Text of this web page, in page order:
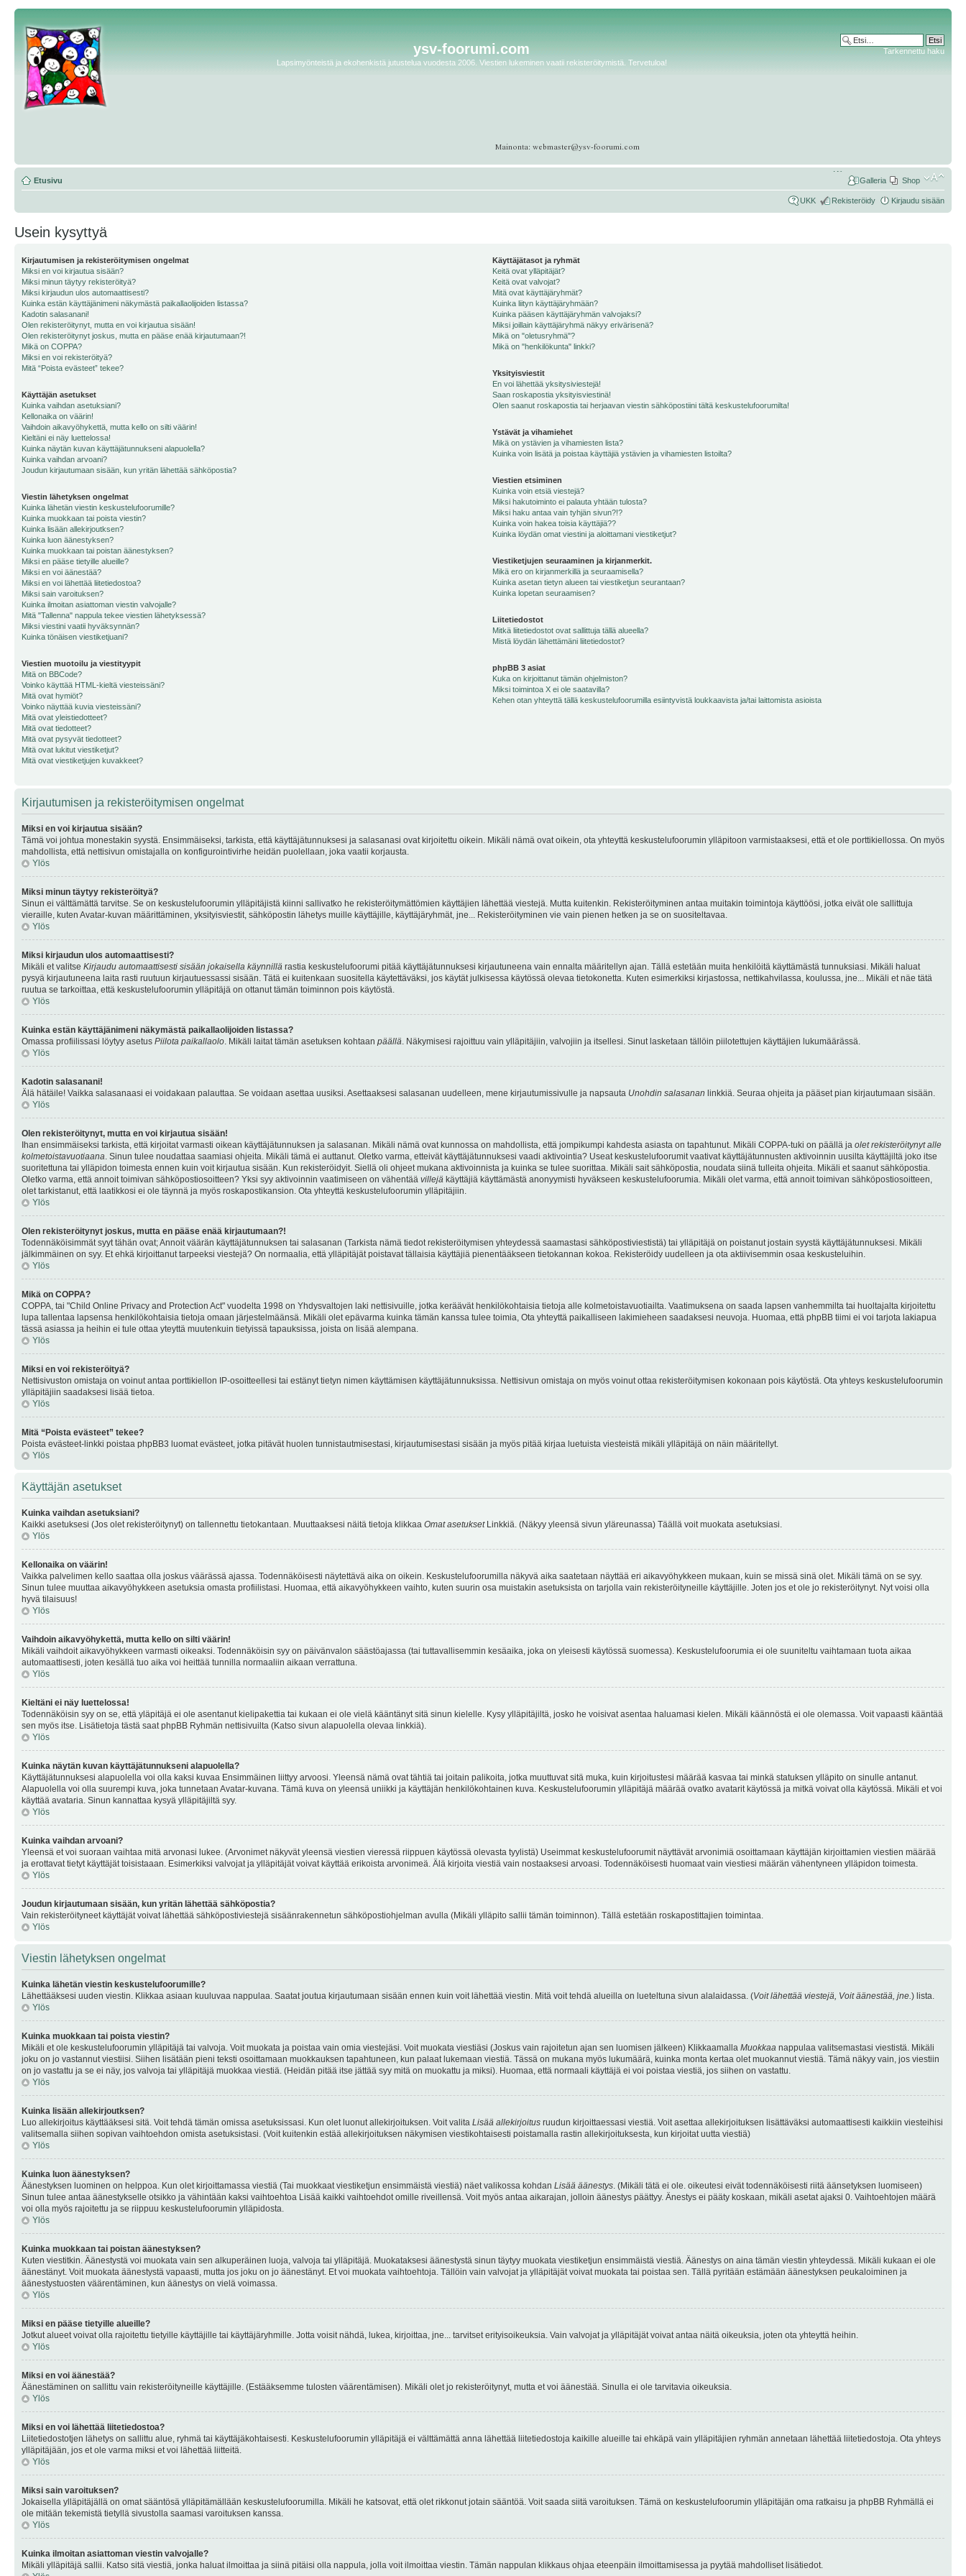
ysv-foorumi.com
Lapsimyönteistä ja ekohenkistä jutustelua vuodesta 2006. Viestien lukeminen vaatii rekisteröitymistä. Tervetuloa!
Tarkennettu haku
Etusivu Shop
Galleria
UKK Rekisteröidy Kirjaudu sisään
Usein kysyttyä
Kirjautumisen ja rekisteröitymisen ongelmat
Miksi en voi kirjautua sisään?
Miksi minun täytyy rekisteröityä?
Miksi kirjaudun ulos automaattisesti?
Kuinka estän käyttäjänimeni näkymästä paikallaolijoiden listassa?
Kadotin salasanani!
Olen rekisteröitynyt, mutta en voi kirjautua sisään!
Olen rekisteröitynyt joskus, mutta en pääse enää kirjautumaan?!
Mikä on COPPA?
Miksi en voi rekisteröityä?
Mitä “Poista evästeet” tekee?
Käyttäjän asetukset
Kuinka vaihdan asetuksiani?
Kellonaika on väärin!
Vaihdoin aikavyöhykettä, mutta kello on silti väärin!
Kieltäni ei näy luettelossa!
Kuinka näytän kuvan käyttäjätunnukseni alapuolella?
Kuinka vaihdan arvoani?
Joudun kirjautumaan sisään, kun yritän lähettää sähköpostia?
Viestin lähetyksen ongelmat
Kuinka lähetän viestin keskustelufoorumille?
Kuinka muokkaan tai poista viestin?
Kuinka lisään allekirjoutksen?
Kuinka luon äänestyksen?
Kuinka muokkaan tai poistan äänestyksen?
Miksi en pääse tietyille alueille?
Miksi en voi äänestää?
Miksi en voi lähettää liitetiedostoa?
Miksi sain varoituksen?
Kuinka ilmoitan asiattoman viestin valvojalle?
Mitä "Tallenna" nappula tekee viestien lähetyksessä?
Miksi viestini vaatii hyväksynnän?
Kuinka tönäisen viestiketjuani?
Viestien muotoilu ja viestityypit
Mitä on BBCode?
Voinko käyttää HTML-kieltä viesteissäni?
Mitä ovat hymiöt?
Voinko näyttää kuvia viesteissäni?
Mitä ovat yleistiedotteet?
Mitä ovat tiedotteet?
Mitä ovat pysyvät tiedotteet?
Mitä ovat lukitut viestiketjut?
Mitä ovat viestiketjujen kuvakkeet?
Käyttäjätasot ja ryhmät
Keitä ovat ylläpitäjät?
Keitä ovat valvojat?
Mitä ovat käyttäjäryhmät?
Kuinka liityn käyttäjäryhmään?
Kuinka pääsen käyttäjäryhmän valvojaksi?
Miksi joillain käyttäjäryhmä näkyy erivärisenä?
Mikä on "oletusryhmä"?
Mikä on "henkilökunta" linkki?
Yksityisviestit
En voi lähettää yksitysiviestejä!
Saan roskapostia yksityisviestinä!
Olen saanut roskapostia tai herjaavan viestin sähköpostiini tältä keskustelufoorumilta!
Ystävät ja vihamiehet
Mikä on ystävien ja vihamiesten lista?
Kuinka voin lisätä ja poistaa käyttäjiä ystävien ja vihamiesten listoilta?
Viestien etsiminen
Kuinka voin etsiä viestejä?
Miksi hakutoiminto ei palauta yhtään tulosta?
Miksi haku antaa vain tyhjän sivun?!?
Kuinka voin hakea toisia käyttäjiä??
Kuinka löydän omat viestini ja aloittamani viestiketjut?
Viestiketjujen seuraaminen ja kirjanmerkit.
Mikä ero on kirjanmerkillä ja seuraamisella?
Kuinka asetan tietyn alueen tai viestiketjun seurantaan?
Kuinka lopetan seuraamisen?
Liitetiedostot
Mitkä liitetiedostot ovat sallittuja tällä alueella?
Mistä löydän lähettämäni liitetiedostot?
phpBB 3 asiat
Kuka on kirjoittanut tämän ohjelmiston?
Miksi toimintoa X ei ole saatavilla?
Kehen otan yhteyttä tällä keskustelufoorumilla esiintyvistä loukkaavista ja/tai laittomista asioista
Kirjautumisen ja rekisteröitymisen ongelmat
Miksi en voi kirjautua sisään?
Tämä voi johtua monestakin syystä. Ensimmäiseksi, tarkista, että käyttäjätunnuksesi ja salasanasi ovat kirjoitettu oikein. Mikäli nämä ovat oikein, ota yhteyttä keskustelufoorumin ylläpitoon varmistaaksesi, että et ole porttikiellossa. On myös
mahdollista, että nettisivun omistajalla on konfigurointivirhe heidän puolellaan, joka vaatii korjausta.
Ylös
Miksi minun täytyy rekisteröityä?
Sinun ei välttämättä tarvitse. Se on keskustelufoorumin ylläpitäjistä kiinni sallivatko he rekisteröitymättömien käyttäjien lähettää viestejä. Mutta kuitenkin. Rekisteröityminen antaa muitakin toimintoja käyttöösi, jotka eivät ole sallittuja
vieraille, kuten Avatar-kuvan määrittäminen, yksityisviestit, sähköpostin lähetys muille käyttäjille, käyttäjäryhmät, jne... Rekisteröityminen vie vain pienen hetken ja se on suositeltavaa.
Ylös
Miksi kirjaudun ulos automaattisesti?
Mikäli et valitse Kirjaudu automaattisesti sisään jokaisella käynnillä rastia keskustelufoorumi pitää käyttäjätunnuksesi kirjautuneena vain ennalta määritellyn ajan. Tällä estetään muita henkilöitä käyttämästä tunnuksiasi. Mikäli haluat
pysyä kirjautuneena laita rasti ruutuun kirjautuessassi sisään. Tätä ei kuitenkaan suositella käytettäväksi, jos käytät julkisessa käytössä olevaa tietokonetta. Kuten esimerkiksi kirjastossa, nettikahvilassa, koulussa, jne... Mikäli et näe tätä
ruutua se tarkoittaa, että keskustelufoorumin ylläpitäjä on ottanut tämän toiminnon pois käytöstä.
Ylös
Kuinka estän käyttäjänimeni näkymästä paikallaolijoiden listassa?
Omassa profiilissasi löytyy asetus Piilota paikallaolo. Mikäli laitat tämän asetuksen kohtaan päällä. Näkymisesi rajoittuu vain ylläpitäjiin, valvojiin ja itsellesi. Sinut lasketaan tällöin piilotettujen käyttäjien lukumäärässä.
Ylös
Kadotin salasanani!
Älä hätäile! Vaikka salasanaasi ei voidakaan palauttaa. Se voidaan asettaa uusiksi. Asettaaksesi salasanan uudelleen, mene kirjautumissivulle ja napsauta Unohdin salasanan linkkiä. Seuraa ohjeita ja pääset pian kirjautumaan sisään.
Ylös
Olen rekisteröitynyt, mutta en voi kirjautua sisään!
Ihan ensimmäiseksi tarkista, että kirjoitat varmasti oikean käyttäjätunnuksen ja salasanan. Mikäli nämä ovat kunnossa on mahdollista, että jompikumpi kahdesta asiasta on tapahtunut. Mikäli COPPA-tuki on päällä ja olet rekisteröitynyt alle
kolmetoistavuotiaana. Sinun tulee noudattaa saamiasi ohjeita. Mikäli tämä ei auttanut. Oletko varma, etteivät käyttäjätunnuksesi vaadi aktivointia? Useat keskustelufoorumit vaativat käyttäjätunnusten aktivoinnin uusilta käyttäjiltä joko itse
suoritettuna tai ylläpidon toimesta ennen kuin voit kirjautua sisään. Kun rekisteröidyit. Siellä oli ohjeet mukana aktivoinnista ja kuinka se tulee suorittaa. Mikäli sait sähköpostia, noudata siinä tulleita ohjeita. Mikäli et saanut sähköpostia.
Oletko varma, että annoit toimivan sähköpostiosoitteen? Yksi syy aktivoinnin vaatimiseen on vähentää villejä käyttäjiä käyttämästä anonyymisti hyväkseen keskustelufoorumia. Mikäli olet varma, että annoit toimivan sähköpostiosoitteen,
olet tarkistanut, että laatikkosi ei ole täynnä ja myös roskapostikansion. Ota yhteyttä keskustelufoorumin ylläpitäjiin.
Ylös
Olen rekisteröitynyt joskus, mutta en pääse enää kirjautumaan?!
Todennäköisimmät syyt tähän ovat; Annoit väärän käyttäjätunnuksen tai salasanan (Tarkista nämä tiedot rekisteröitymisen yhteydessä saamastasi sähköpostiviestistä) tai ylläpitäjä on poistanut jostain syystä käyttäjätunnuksesi. Mikäli
jälkimmäinen on syy. Et ehkä kirjoittanut tarpeeksi viestejä? On normaalia, että ylläpitäjät poistavat tällaisia käyttäjiä pienentääkseen tietokannan kokoa. Rekisteröidy uudelleen ja ota aktiivisemmin osaa keskusteluihin.
Ylös
Mikä on COPPA?
COPPA, tai "Child Online Privacy and Protection Act" vuodelta 1998 on Yhdysvaltojen laki nettisivuille, jotka keräävät henkilökohtaisia tietoja alle kolmetoistavuotiailta. Vaatimuksena on saada lapsen vanhemmilta tai huoltajalta kirjoitettu
lupa tallentaa lapsensa henkilökohtaisia tietoja omaan järjestelmäänsä. Mikäli olet epävarma kuinka tämän kanssa tulee toimia, Ota yhteyttä paikalliseen lakimieheen saadaksesi neuvoja. Huomaa, että phpBB tiimi ei voi tarjota lakiapua
tässä asiassa ja heihin ei tule ottaa yteyttä muutenkuin tietyissä tapauksissa, joista on lisää alempana.
Ylös
Miksi en voi rekisteröityä?
Nettisivuston omistaja on voinut antaa porttikiellon IP-osoitteellesi tai estänyt tietyn nimen käyttämisen käyttäjätunnuksissa. Nettisivun omistaja on myös voinut ottaa rekisteröitymisen kokonaan pois käytöstä. Ota yhteys keskustelufoorumin
ylläpitäjiin saadaksesi lisää tietoa.
Ylös
Mitä “Poista evästeet” tekee?
Poista evästeet-linkki poistaa phpBB3 luomat evästeet, jotka pitävät huolen tunnistautmisestasi, kirjautumisestasi sisään ja myös pitää kirjaa luetuista viesteistä mikäli ylläpitäjä on näin määritellyt.
Ylös
Käyttäjän asetukset
Kuinka vaihdan asetuksiani?
Kaikki asetuksesi (Jos olet rekisteröitynyt) on tallennettu tietokantaan. Muuttaaksesi näitä tietoja klikkaa Omat asetuksetLinkkiä. (Näkyy yleensä sivun yläreunassa) Täällä voit muokata asetuksiasi.
Ylös
Kellonaika on väärin!
Vaikka palvelimen kello saattaa olla joskus väärässä ajassa. Todennäköisesti näytettävä aika on oikein. Keskustelufoorumilla näkyvä aika saatetaan näyttää eri aikavyöhykkeen mukaan, kuin se missä sinä olet. Mikäli tämä on se syy.
Sinun tulee muuttaa aikavyöhykkeen asetuksia omasta profiilistasi. Huomaa, että aikavyöhykkeen vaihto, kuten suurin osa muistakin asetuksista on tarjolla vain rekisteröityneille käyttäjille. Joten jos et ole jo rekisteröitynyt. Nyt voisi olla
hyvä tilaisuus!
Ylös
Vaihdoin aikavyöhykettä, mutta kello on silti väärin!
Mikäli vaihdoit aikavyöhykkeen varmasti oikeaksi. Todennäköisin syy on päivänvalon säästöajassa (tai tuttavallisemmin kesäaika, joka on yleisesti käytössä suomessa). Keskustelufoorumia ei ole suuniteltu vaihtamaan tuota aikaa
automaattisesti, joten kesällä tuo aika voi heittää tunnilla normaaliin aikaan verrattuna.
Ylös
Kieltäni ei näy luettelossa!
Todennäköisin syy on se, että yläpitäjä ei ole asentanut kielipakettia tai kukaan ei ole vielä kääntänyt sitä sinun kielelle. Kysy ylläpitäjiltä, josko he voisivat asentaa haluamasi kielen. Mikäli käännöstä ei ole olemassa. Voit vapaasti kääntää
sen myös itse. Lisätietoja tästä saat phpBB Ryhmän nettisivuilta (Katso sivun alapuolella olevaa linkkiä).
Ylös
Kuinka näytän kuvan käyttäjätunnukseni alapuolella?
Käyttäjätunnuksesi alapuolella voi olla kaksi kuvaa Ensimmäinen liittyy arvoosi. Yleensä nämä ovat tähtiä tai joitain palikoita, jotka muuttuvat sitä muka, kuin kirjoitustesi määrää kasvaa tai minkä statuksen ylläpito on sinulle antanut.
Alapuolella voi olla suurempi kuva, joka tunnetaan Avatar-kuvana. Tämä kuva on yleensä uniikki ja käyttäjän henkilökohtainen kuva. Keskustelufoorumin ylläpitäjä määrää ovatko avatarit käytössä ja mitkä voivat olla käytössä. Mikäli et voi
käyttää avataria. Sinun kannattaa kysyä ylläpitäjiltä syy.
Ylös
Kuinka vaihdan arvoani?
Yleensä et voi suoraan vaihtaa mitä arvonasi lukee. (Arvonimet näkyvät yleensä viestien vieressä riippuen käytössä olevasta tyylistä) Useimmat keskustelufoorumit näyttävät arvonimiä osoittamaan käyttäjän kirjoittamien viestien määrää
ja erottavat tietyt käyttäjät toisistaaan. Esimerkiksi valvojat ja ylläpitäjät voivat käyttää erikoista arvonimeä. Älä kirjoita viestiä vain nostaaksesi arvoasi. Todennäköisesti huomaat vain viestiesi määrän vähentyneen ylläpidon toimesta.
Ylös
Joudun kirjautumaan sisään, kun yritän lähettää sähköpostia?
Vain rekisteröityneet käyttäjät voivat lähettää sähköpostiviestejä sisäänrakennetun sähköpostiohjelman avulla (Mikäli ylläpito sallii tämän toiminnon). Tällä estetään roskapostittajien toimintaa.
Ylös
Viestin lähetyksen ongelmat
Kuinka lähetän viestin keskustelufoorumille?
Lähettääksesi uuden viestin. Klikkaa asiaan kuuluvaa nappulaa. Saatat joutua kirjautumaan sisään ennen kuin voit lähettää viestin. Mitä voit tehdä alueilla on lueteltuna sivun alalaidassa. (Voit lähettää viestejä, Voit äänestää, jne.) lista.
Ylös
Kuinka muokkaan tai poista viestin?
Mikäli et ole keskustelufoorumin ylläpitäjä tai valvoja. Voit muokata ja poistaa vain omia viestejäsi. Voit muokata viestiäsi (Joskus vain rajoitetun ajan sen luomisen jälkeen) Klikkaamalla Muokkaa nappulaa valitsemastasi viestistä. Mikäli
joku on jo vastannut viestiisi. Siihen lisätään pieni teksti osoittamaan muokkauksen tapahtuneen, kun palaat lukemaan viestiä. Tässä on mukana myös lukumäärä, kuinka monta kertaa olet muokannut viestiä. Tämä näkyy vain, jos viestiin
on jo vastattu ja se ei näy, jos valvoja tai ylläpitäjä muokkaa viestiä. (Heidän pitää itse jättää syy mitä on muokattu ja miksi). Huomaa, että normaali käyttäjä ei voi poistaa viestiä, jos siihen on vastattu.
Ylös
Kuinka lisään allekirjoutksen?
Luo allekirjoitus käyttääksesi sitä. Voit tehdä tämän omissa asetuksissasi. Kun olet luonut allekirjoituksen. Voit valita Lisää allekirjoitus ruudun kirjoittaessasi viestiä. Voit asettaa allekirjoituksen lisättäväksi automaattisesti kaikkiin viesteihisi
valitsemalla siihen sopivan vaihtoehdon omista asetuksistasi. (Voit kuitenkin estää allekirjoituksen näkymisen viestikohtaisesti poistamalla rastin allekirjoituksesta, kun kirjoitat uutta viestiä)
Ylös
Kuinka luon äänestyksen?
Äänestyksen luominen on helppoa. Kun olet kirjoittamassa viestiä (Tai muokkaat viestiketjun ensimmäistä viestiä) näet valikossa kohdan Lisää äänestys. (Mikäli tätä ei ole. oikeutesi eivät todennäköisesti riitä äänsetyksen luomiseen)
Sinun tulee antaa äänestykselle otsikko ja vähintään kaksi vaihtoehtoa Lisää kaikki vaihtoehdot omille riveillensä. Voit myös antaa aikarajan, jolloin äänestys päättyy. Änestys ei pääty koskaan, mikäli asetat ajaksi 0. Vaihtoehtojen määrä
voi olla myös rajoitettu ja se riippuu keskustelufoorumin ylläpidosta.
Ylös
Kuinka muokkaan tai poistan äänestyksen?
Kuten viestitkin. Äänestystä voi muokata vain sen alkuperäinen luoja, valvoja tai ylläpitäjä. Muokataksesi äänestystä sinun täytyy muokata viestiketjun ensimmäistä viestiä. Äänestys on aina tämän viestin yhteydessä. Mikäli kukaan ei ole
äänestänyt. Voit muokata äänestystä vapaasti, mutta jos joku on jo äänestänyt. Et voi muokata vaihtoehtoja. Tällöin vain valvojat ja ylläpitäjät voivat muokata tai poistaa sen. Tällä pyritään estämään äänestyksen peukaloiminen ja
äänestystuosten väärentäminen, kun äänestys on vielä voimassa.
Ylös
Miksi en pääse tietyille alueille?
Jotkut alueet voivat olla rajoitettu tietyille käyttäjille tai käyttäjäryhmille. Jotta voisit nähdä, lukea, kirjoittaa, jne... tarvitset erityisoikeuksia. Vain valvojat ja ylläpitäjät voivat antaa näitä oikeuksia, joten ota yhteyttä heihin.
Ylös
Miksi en voi äänestää?
Äänestäminen on sallittu vain rekisteröityneille käyttäjille. (Estääksemme tulosten väärentämisen). Mikäli olet jo rekisteröitynyt, mutta et voi äänestää. Sinulla ei ole tarvitavia oikeuksia.
Ylös
Miksi en voi lähettää liitetiedostoa?
Liitetiedostotjen lähetys on sallittu alue, ryhmä tai käyttäjäkohtaisesti. Keskustelufoorumin ylläpitäjä ei välttämättä anna lähettää liitetiedostoja kaikille alueille tai ehkäpä vain ylläpitäjien ryhmän annetaan lähettää liitetiedostoja. Ota yhteys
ylläpitäjään, jos et ole varma miksi et voi lähettää liitteitä.
Ylös
Miksi sain varoituksen?
Jokaisella ylläpitäjällä on omat sääntösä ylläpitämällään keskustelufoorumilla. Mikäli he katsovat, että olet rikkonut jotain sääntöä. Voit saada siitä varoituksen. Tämä on keskustelufoorumin ylläpitäjän oma ratkaisu ja phpBB Ryhmällä ei
ole mitään tekemistä tietyllä sivustolla saamasi varoituksen kanssa.
Ylös
Kuinka ilmoitan asiattoman viestin valvojalle?
Mikäli ylläpitäjä sallii. Katso sitä viestiä, jonka haluat ilmoittaa ja siinä pitäisi olla nappula, jolla voit ilmoittaa viestin. Tämän nappulan klikkaus ohjaa eteenpäin ilmoittamisessa ja pyytää mahdolliset lisätiedot.